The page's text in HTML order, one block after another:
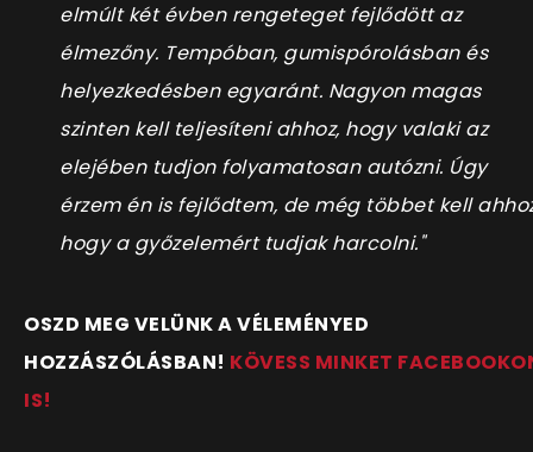
elmúlt két évben rengeteget fejlődött az
élmezőny. Tempóban, gumispórolásban és
helyezkedésben egyaránt. Nagyon magas
szinten kell teljesíteni ahhoz, hogy valaki az
elejében tudjon folyamatosan autózni. Úgy
érzem én is fejlődtem, de még többet kell
hogy a győzelemért tudjak harcolni."
OSZD MEG VELÜNK A VÉLEMÉNYED
HOZZÁSZÓLÁSBAN! KÖVESS MINKET
IS!